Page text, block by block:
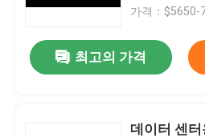
가격：
최고의 가격
데이터 센터